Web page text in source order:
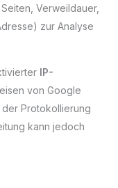
Verweildauer,
zur Analyse
IP-
von Google
Protokollierung
kann jedoch